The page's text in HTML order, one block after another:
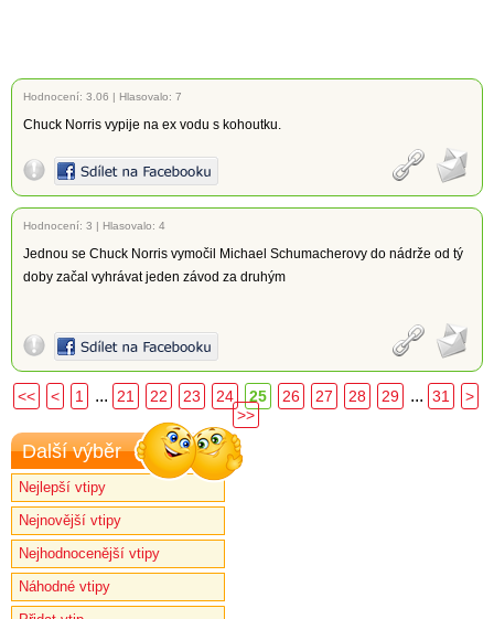
Hodnocení: 3.06 | Hlasovalo: 7
Chuck Norris vypije na ex vodu s kohoutku.
Hodnocení: 3 | Hlasovalo: 4
Jednou se Chuck Norris vymočil Michael Schumacherovy do nádrže od tý
doby začal vyhrávat jeden závod za druhým
<< < 1 ... 21 22 23 24 25 26 27 28 29 ... 31
>
>>
Další výběr
Nejlepší vtipy
Nejnovější vtipy
Nejhodnocenější vtipy
Náhodné vtipy